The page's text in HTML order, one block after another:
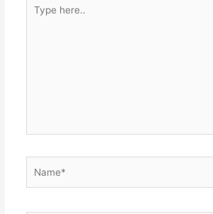
here..